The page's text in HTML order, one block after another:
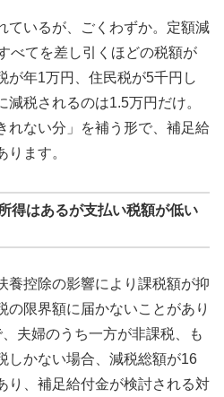
ているが、ごくわずか。定額減
べてを差し引くほどの税額が
が年1万円、住民税が5千円し
税されるのは1.5万円だけ。
れない分」を補う形で、補足給
ます。
得はあるが支払い税額が低い
養控除の影響により課税額が抑
の限界額に届かないことがあり
夫婦のうち一方が非課税、も
しかない場合、減税総額が16
り、補足給付金が検討される対